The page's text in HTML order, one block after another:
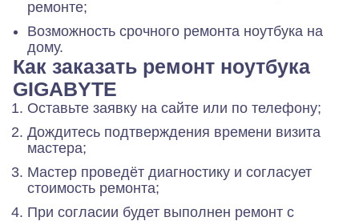
ремонте;
Возможность срочного ремонта ноутбука на
дому.
Как заказать ремонт ноутбука
GIGABYTE
Оставьте заявку на сайте или по телефону;
Дождитесь подтверждения времени визита
мастера;
Мастер проведёт диагностику и согласует
стоимость ремонта;
При согласии будет выполнен ремонт с